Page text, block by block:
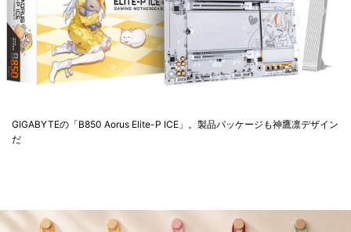
GIGABYTEの「B850 Aorus Elite-P ICE」。製品パッケージも神鷹凛デザイン
だ